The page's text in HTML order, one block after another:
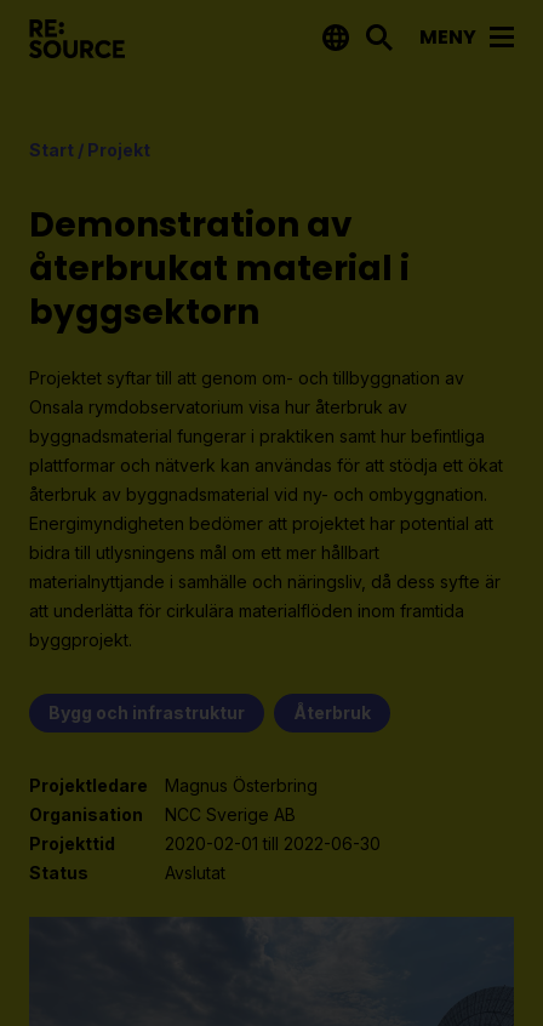
MENY
Tips på utlysningar
Rapporter från RE:Source
Finansiering
Utlysningar
Strategiska projekt
För dig i projekt
Programorganisation
Grafisk profil och mallar
Start / Projekt
Demonstration av
återbrukat material i
byggsektorn
Projektet syftar till att genom om- och tillbyggnation av
Onsala rymdobservatorium visa hur återbruk av
byggnadsmaterial fungerar i praktiken samt hur befintliga
plattformar och nätverk kan användas för att stödja ett ökat
återbruk av byggnadsmaterial vid ny- och ombyggnation.
Energimyndigheten bedömer att projektet har potential att
bidra till utlysningens mål om ett mer hållbart
materialnyttjande i samhälle och näringsliv, då dess syfte är
att underlätta för cirkulära materialflöden inom framtida
byggprojekt.
Bygg och infrastruktur Återbruk
Projektledare
Magnus Österbring
Organisation
NCC Sverige AB
Projekttid
2020-02-01 till 2022-06-30
Status
Avslutat